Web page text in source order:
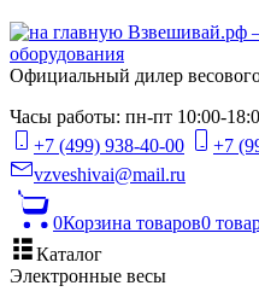
Официальный дилер
Часы работы: пн-пт 10:00-
+7 (499) 938-40-00
+7
vzveshivai@mail.ru
0Корзина товаров0
Каталог
Электронные весы